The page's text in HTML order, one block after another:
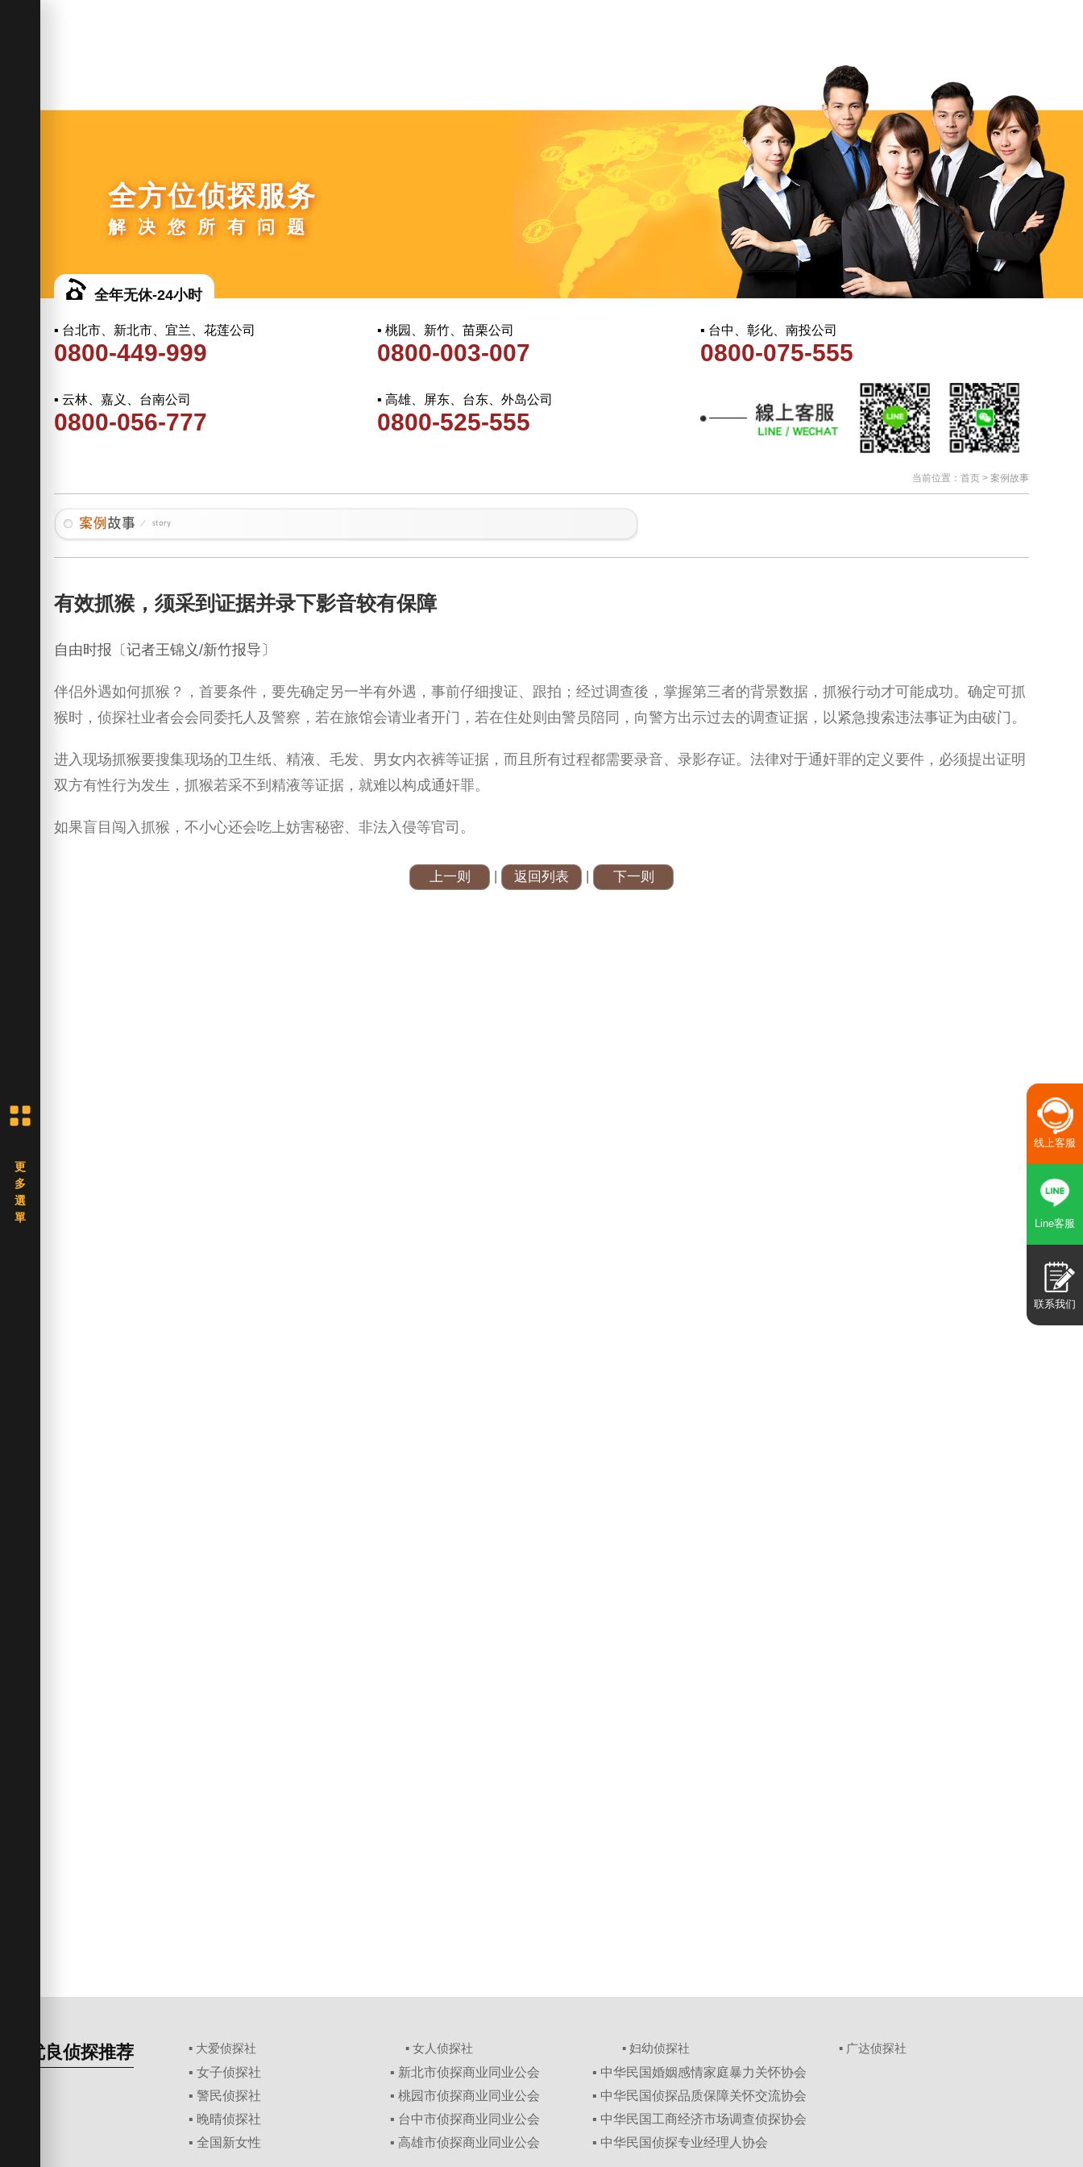
当前位置： 首页> 案例故事
全方位侦探服务
解决您所有问题
全年无休-24小时
▪ 台北市、新北市、宜兰、花莲公司
0800-449-999
▪ 桃园、新竹、苗栗公司
0800-003-007
▪ 台中、彰化、南投公司
0800-075-555
▪ 云林、嘉义、台南公司
0800-056-777
▪ 高雄、屏东、台东、外岛公司
0800-525-555
有效抓猴，须采到证据并录下影音较有保障
自由时报〔记者王锦义/新竹报导〕
伴侣外遇如何抓猴？，首要条件，要先确定另一半有外遇，事前仔细搜证、跟拍；经过调查後，掌握第三者的背景数据，抓猴行动才可能成功。确定可抓
猴时，侦探社业者会会同委托人及警察，若在旅馆会请业者开门，若在住处则由警员陪同，向警方出示过去的调查证据，以紧急搜索违法事证为由破门。
进入现场抓猴要搜集现场的卫生纸、精液、毛发、男女内衣裤等证据，而且所有过程都需要录音、录影存证。法律对于通奸罪的定义要件，必须提出证明
双方有性行为发生，抓猴若采不到精液等证据，就难以构成通奸罪。
如果盲目闯入抓猴，不小心还会吃上妨害秘密、非法入侵等官司。
上一则 返回列表 下一则
优良侦探推荐 ▪ 大爱侦探社 ▪ 女人侦探社 ▪ 妇幼侦探社 ▪ 广达侦探社
▪ 女子侦探社
▪ 警民侦探社
▪ 晚晴侦探社
▪ 全国新女性
▪ 新北市侦探商业同业公会
▪ 桃园市侦探商业同业公会
▪ 台中市侦探商业同业公会
▪ 高雄市侦探商业同业公会
▪ 中华民国婚姻感情家庭暴力关怀协会
▪ 中华民国侦探品质保障关怀交流协会
▪ 中华民国工商经济市场调查侦探协会
▪ 中华民国侦探专业经理人协会
线上客服
Line客服
联系我们